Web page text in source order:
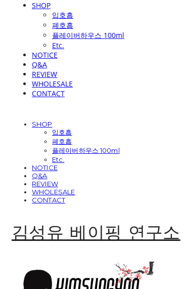
SHOP
입호흡
폐호흡
플레이버하우스 100ml
Etc.
NOTICE
Q&A
REVIEW
WHOLESALE
CONTACT
SHOP
입호흡
폐호흡
플레이버하우스 100ml
Etc.
NOTICE
Q&A
REVIEW
WHOLESALE
CONTACT
김성유 베이핑 연구소